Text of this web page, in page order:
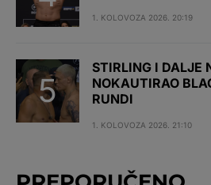
1. KOLOVOZA 2026. 20:19
STIRLING I DALJE
NOKAUTIRAO
RUNDI
1. KOLOVOZA 2026. 21:10